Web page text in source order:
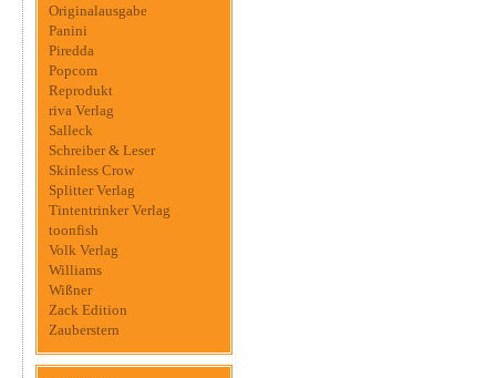
Originalausgabe
Panini
Piredda
Popcom
Reprodukt
riva Verlag
Salleck
Schreiber & Leser
Skinless Crow
Splitter Verlag
Tintentrinker Verlag
toonfish
Volk Verlag
Williams
Wißner
Zack Edition
Zauberstern